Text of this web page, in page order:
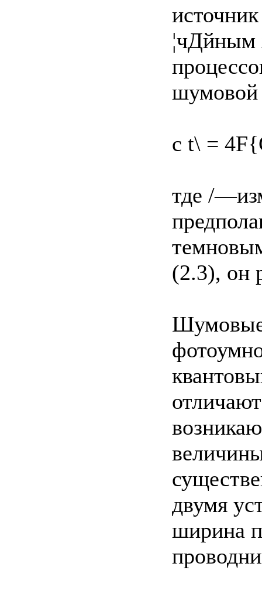
¦чДйным
шумовой
с t\ =
тде /
(2.3), он
Шумовые
двумя
ширина